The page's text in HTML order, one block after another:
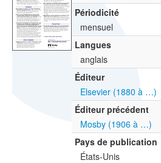
Périodicité
mensuel
Langues
anglais
Éditeur
Elsevier (1880 à …)
Éditeur précédent
Mosby (1906 à …)
Pays de publication
États-Unis